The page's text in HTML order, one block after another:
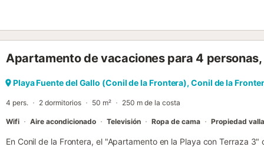
con un coste adicional. El Cortijo Entrepinares dispone de una
para los días de calor. Conil de la Frontera, conocida por sus
complejo vacacional que cuenta con cuatro casas rurales, ideales
propio porche con zona ajardinada y tumbonas para mayor
Apartamento de vacaciones para 4
Playa Fuente del Gallo (Conil de la Frontera), Conil de la
4 pers. 2 dormitorios 50 m² 250 m de la costa
Wifi Aire acondicionado Televisión Ropa de cama Propiedad
En Conil de la Frontera, el "Apartamento en la Playa con Terraza